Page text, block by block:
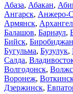
Абаза, Абакан,
Ангарск, Анжеро-
Армянск,
Балашов, Барнаул,
Бийск, Биробиджан
Бугульма, Бузулук,
Салда,
Волгодонск,
Воронеж,
Дзержинск,